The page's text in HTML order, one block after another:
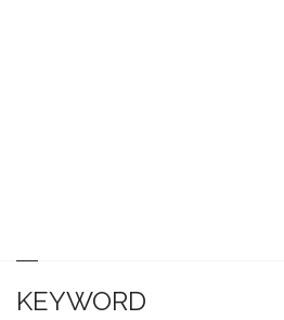
KEYWORD